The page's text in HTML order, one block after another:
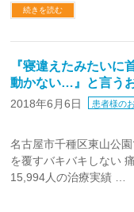
続きを読む
『寝違えたみたいに
動かない…』と言う
2018年6月6日 患者様の
名古屋市千種区東山公
を覆すバキバキしない
15,994人の治療実績 …